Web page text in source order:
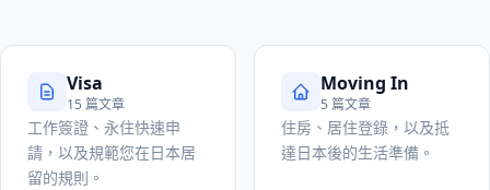
Visa
15 篇文章
工作簽證、永住快速申
請，以及規範您在日本居
留的規則。
Moving In
5 篇文章
住房、居住登錄，以及抵
達日本後的生活準備。